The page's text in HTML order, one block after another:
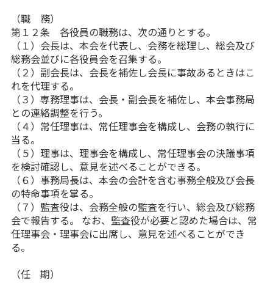
（職 務）
第１２条 各役員の職務は、次の通りとする。
（１）会長は、本会を代表し、会務を総理し、総会及び
総務会並びに各役員会を召集する。
（２）副会長は、会長を補佐し会長に事故あるときはこ
れを代理する。
（３）専務理事は、会長・副会長を補佐し、本会事務局
との連絡調整を行う。
（４）常任理事は、常任理事会を構成し、会務の執行に
当る。
（５）理事は、理事会を構成し、常任理事会の決議事項
を検討確認し、意見を述べることができる。
（６）事務局長は、本会の会計を含む事務全般及び会長
の特命事項を掌る。
（７）監査役は、会務全般の監査を行い、総会及び総務
会で報告する。 なお、監査役が必要と認めた場合は、常
任理事会・理事会に出席し、意見を述べることができ
る。
（任 期）